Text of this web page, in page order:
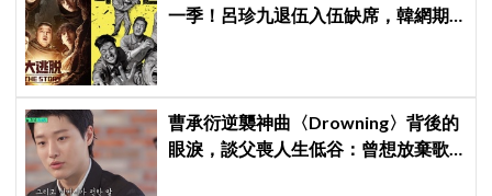
一季！呂珍九退伍入伍缺席，韓網期
曹承衍逆襲神曲〈Drowning〉背後的
眼淚，談父喪人生低谷：曾想放棄歌